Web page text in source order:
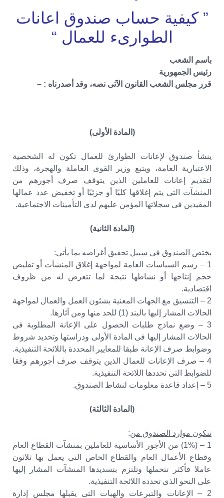
” كيفية حساب صندوق اعانات
الطوارىء للعمال “
باسم الشعب
رئيس الجمهورية
قرر مجلس الشعب القانون الآتى نصه، وقد أصدرناه : –
(المادة الأولى)
ينشأ صندوق لإعانات الطوارئ للعمال تكون له الشخصية
الاعتبارية العامة، ويتبع وزير القوى العاملة والهجرة، وذلك
لتقديم إعانات للعاملين الذين يتوقف صرف أجورهم من
المنشآت التى يتم إغلاقها كليًا أو جزئيًا أو تخفيض عدد عمالها
المقيدين فى سجلاتها المؤمن عليهم لدى التأمينات الاجتماعية.
(المادة الثانية)
يختص الصندوق فى سبيل تحقيق أغراضه بما يأتى:
1 – رسم السياسات العامة لمواجهة إغلاق المنشآت أو تقليص
حجم إنتاجها أو نشاطها نتيجة لما تتعرض له من ظروف
اقتصادية.
2 – التنسيق مع الجهات المعنية بشئون العمل والعمال لمواجهة
الحالات المشار إليها بالبند (1) للحد منها ومن آثارها.
3 – وضع نماذج طلبات الحصول على الإعانة المطلوبة فى
الحالات المشار إليها فى المادة الأولى ودراستها وتحديد شروط
وضوابط صرف الإعانة طبقا للمعايير المحددة باللائحة التنفيذية.
4 – صرف الإعانات للعمال الذين يتوقف صرف أجورهم وفقا
للضوابط التى تحددها اللائحة التنفيذية.
5 – إعداد قاعدة معلومات لنشاط الصندوق.
(المادة الثالثة)
تتكون موارد الصندوق من:
1 – (1%) من الأجور الأساسية للعاملين بمنشآت القطاع العام
وقطاع الأعمال العام والقطاع الخاص التى يعمل بها ثلاثون
عاملا فأكثر تتحملها وتلتزم بتسديدها المنشآت المشار إليها
على النحو الذى تحدده اللائحة التنفيذية.
2 – الإعانات والتبرعات والهبات التى يقبلها مجلس إدارة